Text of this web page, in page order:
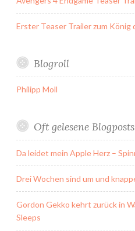
Erster Teaser Trailer zum König
Blogroll
Philipp Moll
Oft gelesene Blogposts
Da leidet mein Apple Herz –
Drei Wochen sind um und
Gordon Gekko kehrt zurück in
Sleeps